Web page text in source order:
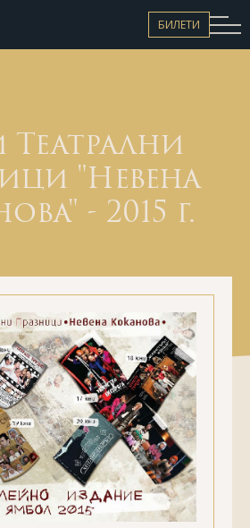
БИЛЕТИ
КОНТАКТИ
Билети
Театрални
"Невена
- 2015 г.